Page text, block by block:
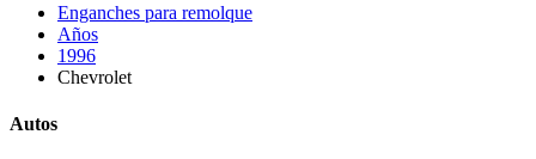
Enganches para remolque
Años
1996
Chevrolet
Autos